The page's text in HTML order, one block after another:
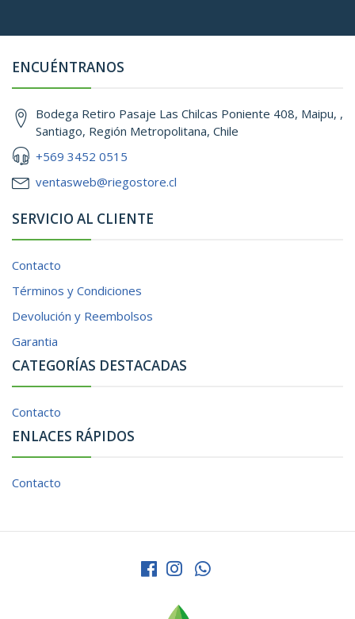
ENCUÉNTRANOS
Bodega Retiro Pasaje Las Chilcas Poniente 408, Maipu, ,
Santiago, Región Metropolitana, Chile
+569 3452 0515
ventasweb@riegostore.cl
SERVICIO AL CLIENTE
Contacto
Términos y Condiciones
Devolución y Reembolsos
Garantia
CATEGORÍAS DESTACADAS
Contacto
ENLACES RÁPIDOS
Contacto